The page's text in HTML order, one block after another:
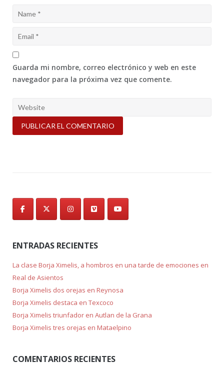
Guarda mi nombre, correo electrónico y web en este
navegador para la próxima vez que comente.
ENTRADAS RECIENTES
La clase Borja Ximelis, a hombros en una tarde de emociones en
Real de Asientos
Borja Ximelis dos orejas en Reynosa
Borja Ximelis destaca en Texcoco
Borja Ximelis triunfador en Autlan de la Grana
Borja Ximelis tres orejas en Mataelpino
COMENTARIOS RECIENTES